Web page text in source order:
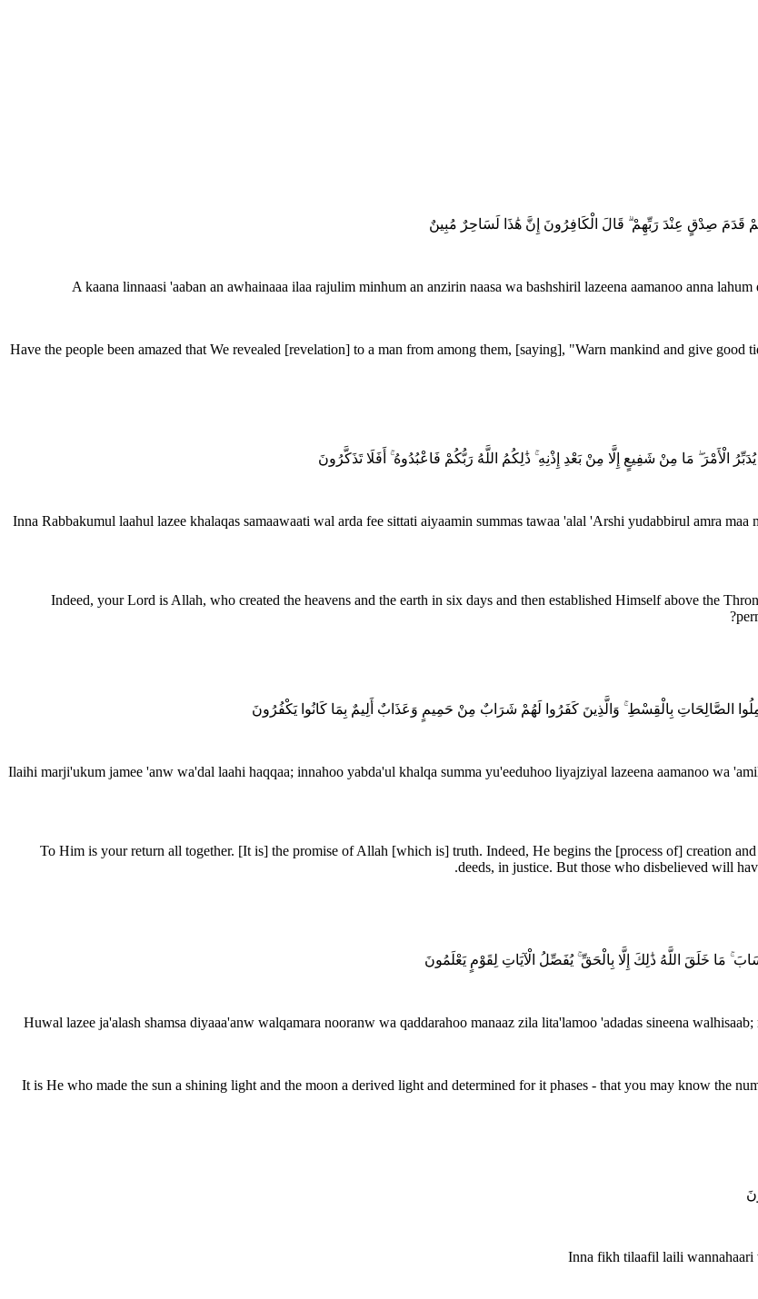
قَدَمَ صِدْقٍ عِنْدَ رَبِّهِمْ ۗ قَالَ الْكَافِرُونَ إِنَّ هَٰذَا لَسَاحِرٌ مُبِينٌ
A kaana linnaasi 'aaban an awhainaaa ilaa rajulim minhum an anzirin naasa wa bashshiril lazeena aamanoo anna
Have the people been amazed that We revealed [revelation] to a man from among them, [saying], "Warn mankind and give
مَا مِنْ شَفِيعٍ إِلَّا مِنْ بَعْدِ إِذْنِهِ ۚ ذَٰلِكُمُ اللَّهُ رَبُّكُمْ فَاعْبُدُوهُ ۚ أَفَلَا تَذَكَّرُونَ
Inna Rabbakumul laahul lazee khalaqas samaawaati wal arda fee sittati aiyaamin summas tawaa 'alal 'Arshi yudabbirul amra
Indeed, your Lord is Allah, who created the heavens and the earth in six days and then established Himself above the
الصَّالِحَاتِ بِالْقِسْطِ ۚ وَالَّذِينَ كَفَرُوا لَهُمْ شَرَابٌ مِنْ حَمِيمٍ وَعَذَابٌ أَلِيمٌ بِمَا كَانُوا يَكْفُرُونَ
Ilaihi marji'ukum jamee 'anw wa'dal laahi haqqaa; innahoo yabda'ul khalqa summa yu'eeduhoo liyajziyal lazeena aamanoo wa
To Him is your return all together. [It is] the promise of Allah [which is] truth. Indeed, He begins the [process of] creation
deeds, in justice. But those who disbelieved will
مَا خَلَقَ اللَّهُ ذَٰلِكَ إِلَّا بِالْحَقِّ ۚ يُفَصِّلُ الْآيَاتِ لِقَوْمٍ يَعْلَمُونَ
Huwal lazee ja'alash shamsa diyaaa'anw walqamara nooranw wa qaddarahoo manaaz zila lita'lamoo 'adadas sineena
It is He who made the sun a shining light and the moon a derived light and determined for it phases - that you may know the
Inna fikh tilaafil laili wannahaari